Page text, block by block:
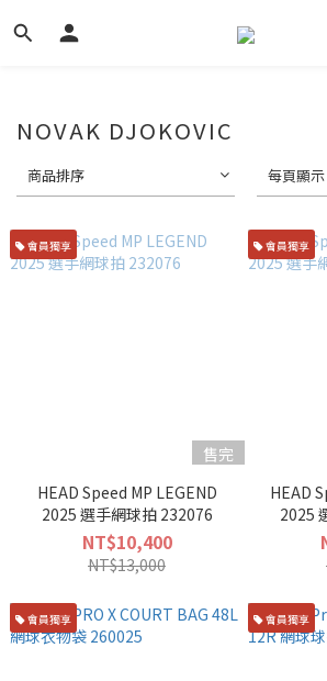
NOVAK DJOKOVIC
商品排序 每頁顯
會員獨享
售完
HEAD Speed MP LEGEND
2025 選手網球拍 232076
NT$10,400
NT$13,000
會員獨享
HEAD
2025
會員獨享 會員獨享